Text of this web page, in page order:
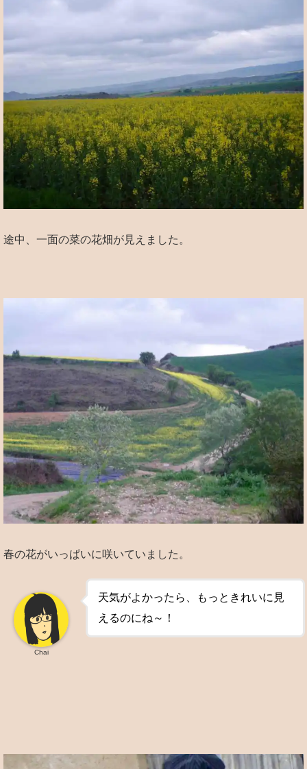
途中、一面の菜の花畑が見えました。
春の花がいっぱいに咲いていました。
天気がよかったら、もっときれいに見
えるのにね～！
Chai